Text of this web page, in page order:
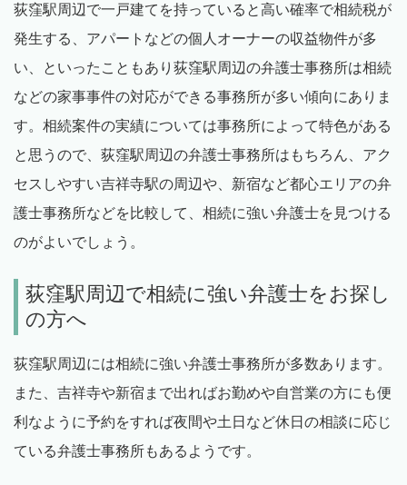
荻窪駅周辺で一戸建てを持っていると高い確率で相続税が
発生する、アパートなどの個人オーナーの収益物件が多
い、といったこともあり荻窪駅周辺の弁護士事務所は相続
などの家事事件の対応ができる事務所が多い傾向にありま
す。相続案件の実績については事務所によって特色がある
と思うので、荻窪駅周辺の弁護士事務所はもちろん、アク
セスしやすい吉祥寺駅の周辺や、新宿など都心エリアの弁
護士事務所などを比較して、相続に強い弁護士を見つける
のがよいでしょう。
荻窪駅周辺で相続に強い弁護士をお探し
の方へ
荻窪駅周辺には相続に強い弁護士事務所が多数あります。
また、吉祥寺や新宿まで出ればお勤めや自営業の方にも便
利なように予約をすれば夜間や土日など休日の相談に応じ
ている弁護士事務所もあるようです。